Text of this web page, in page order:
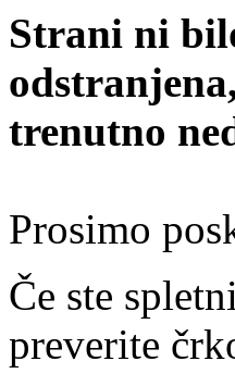
Strani ni
trenutno
Prosimo
Če ste
preverite